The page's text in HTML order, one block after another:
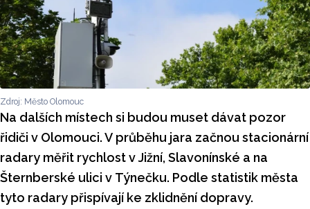
Zdroj: Město Olomouc
Na dalších místech si budou muset dávat pozor
řidiči v Olomouci. V průběhu jara začnou stacionární
radary měřit rychlost v Jižní, Slavonínské a na
Šternberské ulici v Týnečku. Podle statistik města
tyto radary přispívají ke zklidnění dopravy.